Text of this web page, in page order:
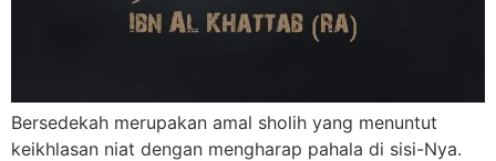
Bersedekah merupakan amal sholih yang menuntut
keikhlasan niat dengan mengharap pahala di sisi-Nya.